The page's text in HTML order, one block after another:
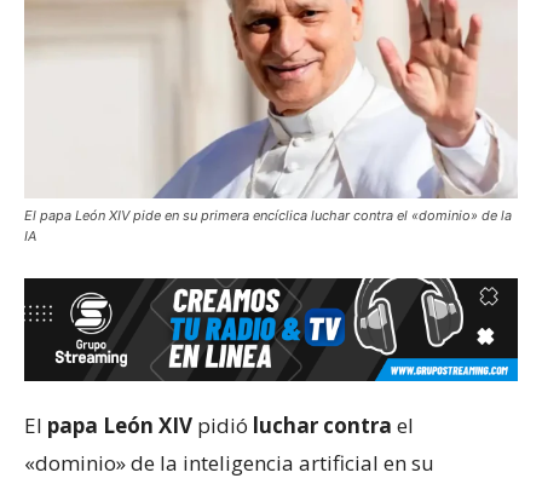
El papa León XIV pide en su primera encíclica luchar contra el «dominio» de la
IA
El papa León XIV pidió luchar contra el
«dominio» de la inteligencia artificial en su